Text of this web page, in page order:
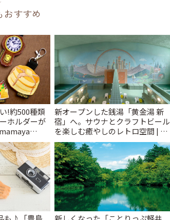
おすすめ
!約500種類
ホルダーが
新オープンした銭湯「黄金湯 新
宿」へ。サウナとクラフトビール
を楽しむ癒やしのレトロ空間 | こ
とりっぷ